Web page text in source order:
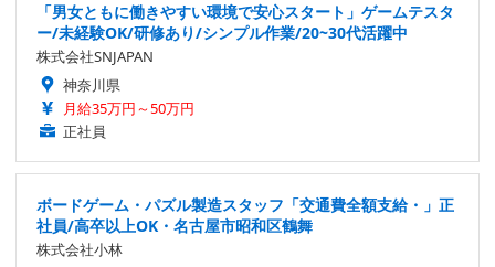
「男女ともに働きやすい環境で安心スタート」ゲームテスタ
ー/未経験OK/研修あり/シンプル作業/20~30代活躍中
株式会社SNJAPAN
神奈川県
月給35万円～50万円
正社員
ボードゲーム・パズル製造スタッフ「交通費全額支給・」正
社員/高卒以上OK・名古屋市昭和区鶴舞
株式会社小林